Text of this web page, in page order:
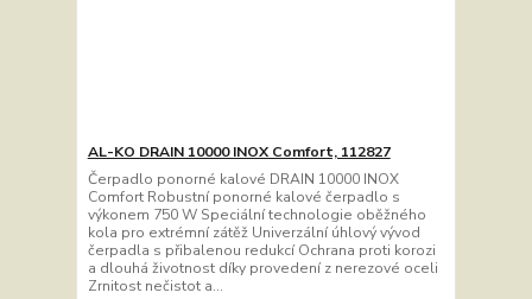
AL-KO DRAIN 10000 INOX Comfort, 112827
Čerpadlo ponorné kalové DRAIN 10000 INOX
Comfort Robustní ponorné kalové čerpadlo s
výkonem 750 W Speciální technologie oběžného
kola pro extrémní zátěž Univerzální úhlový vývod
čerpadla s přibalenou redukcí Ochrana proti korozi
a dlouhá životnost díky provedení z nerezové oceli
Zrnitost nečistot a...